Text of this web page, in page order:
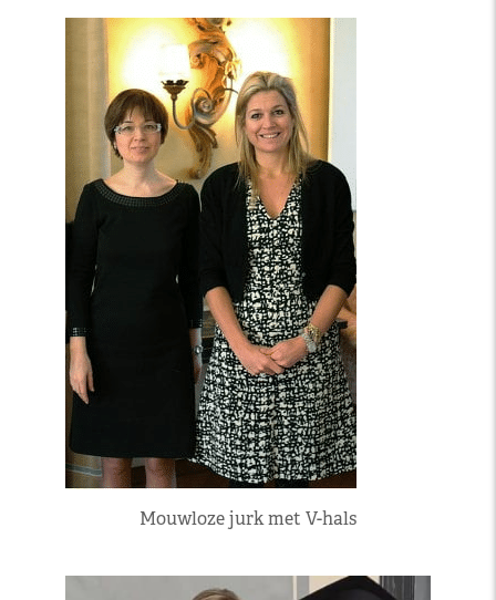
Mouwloze jurk met V-hals